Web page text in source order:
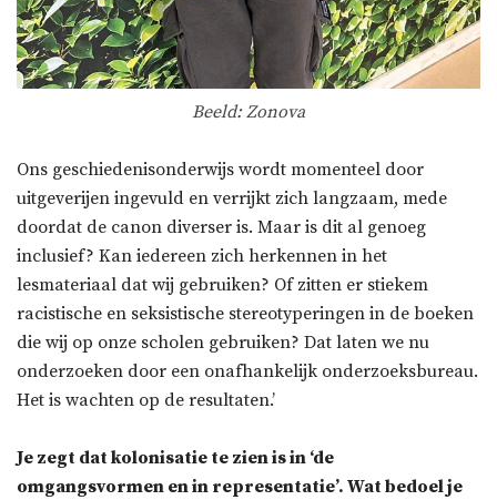
Beeld: Zonova
Ons geschiedenisonderwijs wordt momenteel door
uitgeverijen ingevuld en verrijkt zich langzaam, mede
doordat de canon diverser is. Maar is dit al genoeg
inclusief? Kan iedereen zich herkennen in het
lesmateriaal dat wij gebruiken? Of zitten er stiekem
racistische en seksistische stereotyperingen in de boeken
die wij op onze scholen gebruiken? Dat laten we nu
onderzoeken door een onafhankelijk onderzoeksbureau.
Het is wachten op de resultaten.’
Je zegt dat kolonisatie te zien is in ‘de
omgangsvormen en in representatie’. Wat bedoel je